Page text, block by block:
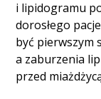
i lipidogramu
dorosłego
być pierwszym
a zaburzenia
przed